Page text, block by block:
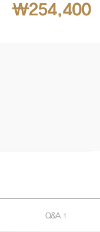
₩254,400
Q&A 1